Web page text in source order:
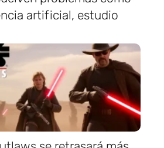
artificial, estudio